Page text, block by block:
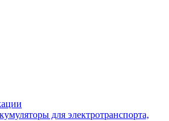
для электротранспорта,